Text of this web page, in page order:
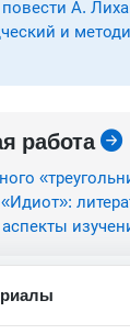
А.
и
работа